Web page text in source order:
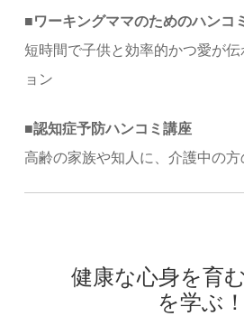
■ワーキングママのためのハンコ
短時間で子供と効率的かつ愛が
ョン
■認知症予防ハンコミ講座
高齢の家族や知人に、介護中の
健康な心身を育む
を学ぶ！